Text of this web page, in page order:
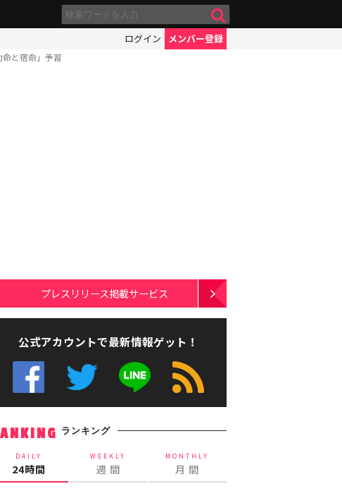
ログイン メンバー登録
と宿命」予習
プレスリリース掲載サービス
公式アカウントで最新情報ゲット！
ランキング
DAILY
24時間
WEEKLY
週 間
MONTHLY
月 間